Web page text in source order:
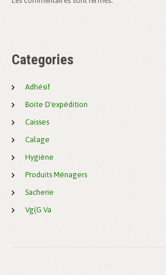
Categories
Adhésif
Boite D'expédition
Caisses
Calage
Hygiène
Produits Ménagers
Sacherie
Vg(g Va